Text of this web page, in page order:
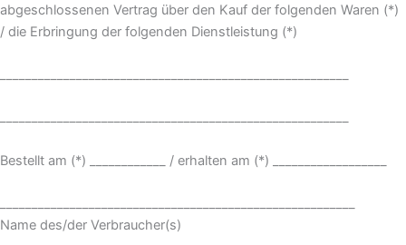
abgeschlossenen Vertrag über den Kauf der folgenden Waren (*)
/ die Erbringung der folgenden Dienstleistung (*)
Bestellt am (*) ____________ / erhalten am (*) __________________
Name des/der Verbraucher(s)